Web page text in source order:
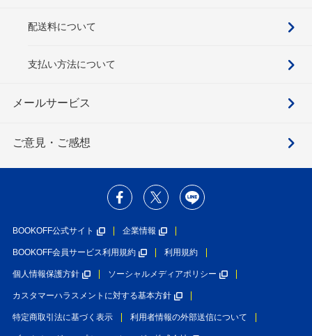
配送料について
支払い方法について
メールサービス
ご意見・ご感想
BOOKOFF公式サイト 企業情報
BOOKOFF会員サービス利用規約 利用規約
個人情報保護方針 ソーシャルメディアポリシー
カスタマーハラスメントに対する基本方針
特定商取引法に基づく表示 利用者情報の外部送信について